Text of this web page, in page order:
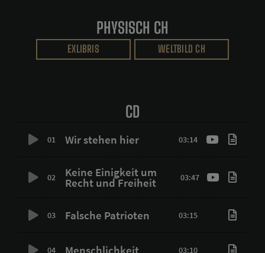
PHYSISCH CH
EXLIBRIS WELTBILD CH
CD
01 Wir stehen hier 03:14
02 Keine Einigkeit um
Recht und Freiheit 03:47
03 Falsche Patrioten 03:15
04 Menschlichkeit 03:10